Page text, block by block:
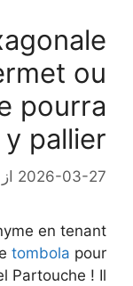
ou
pourra
pallier !
2026-03-27 از
en tenant
tombola pour
Partouche ! Il